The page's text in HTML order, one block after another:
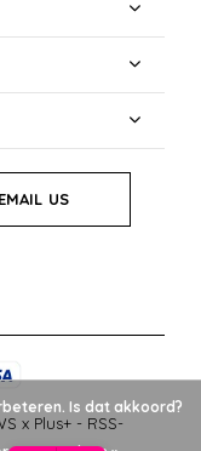
EMAIL US
x Plus+ - RSS-
Is dat akkoord?